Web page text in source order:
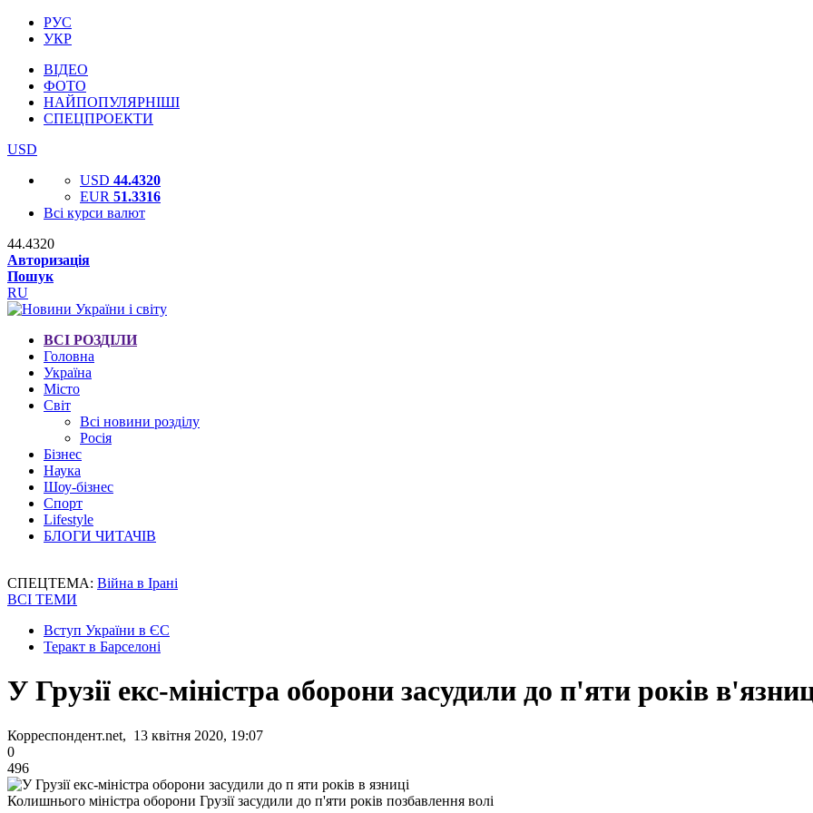
РУС
УКР
ВІДЕО
ФОТО
НАЙПОПУЛЯРНІШІ
СПЕЦПРОЕКТИ
USD
USD 44.4320
EUR 51.3316
Всі курси валют
44.4320
Авторизація
Пошук
RU
ВСІ РОЗДІЛИ
Головна
Україна
Місто
Світ
Всі новини розділу
Росія
Бізнес
Наука
Шоу-бізнес
Спорт
Lifestyle
БЛОГИ ЧИТАЧІВ
СПЕЦТЕМА: Війна в Ірані
ВСІ ТЕМИ
Вступ України в ЄС
Теракт в Барселоні
У Грузії екс-міністра оборони засудили до п'яти років
Корреспондент.net, 13 квітня 2020, 19:07
0
496
Колишнього міністра оборони Грузії засудили до п'яти років позбавлення волі